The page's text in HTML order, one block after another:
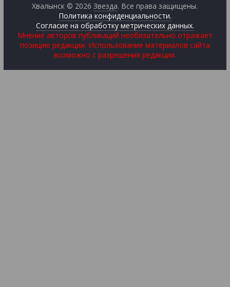
Хвалынск © 2026Звезда. Все права защищены.
Политика конфиденциальности.
Согласие на обработку метрических данных.
Мнение авторов публикаций необязательно отражает
позицию редакции. Использование материалов сайта
возможно с разрешения редакции.